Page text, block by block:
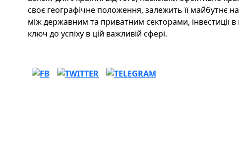
своє географічне положення, залежить її майбутнє
між державним та приватним секторами, інвестиції в
ключ до успіху в цій важливій сфері.